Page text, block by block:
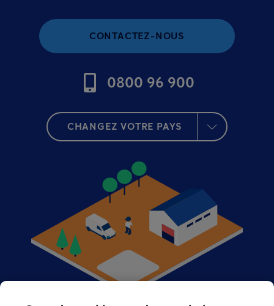
CONTACTEZ-NOUS
0800 96 900
CHANGEZ VOTRE PAYS